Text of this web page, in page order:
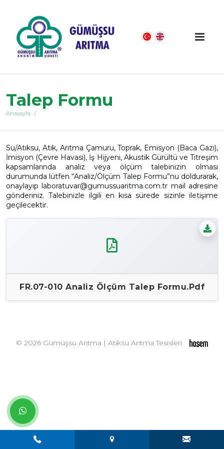
Talep Formu
Anasayfa
Su/Atıksu, Atık, Arıtma Çamuru, Toprak, Emisyon (Baca Gazı),
İmisyon (Çevre Havası), İş Hijyeni, Akustik Gürültü ve Titreşim
kapsamlarında analiz veya ölçüm talebinizin olması
durumunda lütfen “Analiz/Ölçüm Talep Formu”nu doldurarak,
onaylayıp laboratuvar@gumussuaritma.com.tr mail adresine
gönderiniz. Talebinizle ilgili en kısa sürede sizinle iletişime
geçilecektir.
FR.07-010 Analiz Ölçüm Talep Formu.pdf
© 2026 Gümüşsu Arıtma | Atıksu Arıtma Tesisleri